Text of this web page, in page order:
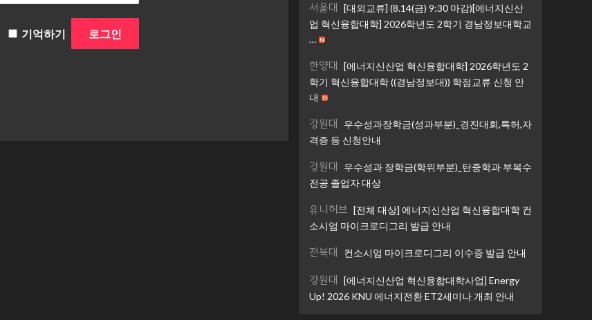
기억하기
서울대
[대외교류] (8.14(금) 9:30 마감)[에너지신산
업 혁신융합대학] 2026학년도 2학기 경남정보대학교
…
한양대
[에너지신산업 혁신융합대학] 2026학년도 2
학기 혁신융합대학 ((경남정보대)) 학점교류 신청 안
내
강원대
우수성과장학금(성과부분)_경진대회,특허,자
격증 등 신청안내
강원대
우수성과 장학금(학위부분)_탄중학과 부복수
전공 졸업자 대상
유니허브 [전체 대상] 에너지신산업 혁신융합대학 컨
소시엄 마이크로디그리 발급 안내
전북대 컨소시엄 마이크로디그리 이수증 발급 안내
강원대
[에너지신산업 혁신융합대학사업] Energy
Up! 2026 KNU 에너지전환 ET2세미나 개최 안내